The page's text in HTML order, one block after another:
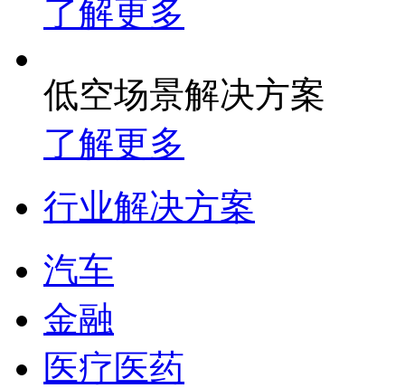
了解更多
低空场景解决方案
了解更多
行业解决方案
汽车
金融
医疗医药